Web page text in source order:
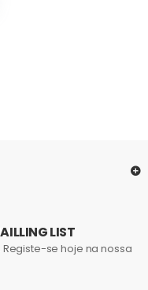
LIST
se hoje na nossa